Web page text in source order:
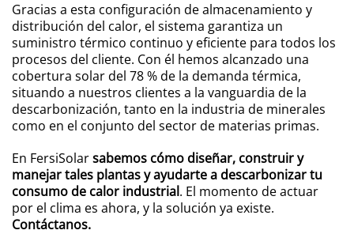
Gracias a esta configuración de almacenamiento y
distribución del calor, el sistema garantiza un
suministro térmico continuo y eficiente para todos los
procesos del cliente. Con él hemos alcanzado una
cobertura solar del 78 % de la demanda térmica,
situando a nuestros clientes a la vanguardia de la
descarbonización, tanto en la industria de minerales
como en el conjunto del sector de materias primas.
En FersiSolarsabemos cómo diseñar, construir y
manejar tales plantas y ayudarte a descarbonizar tu
consumo de calor industrial. El momento de actuar
por el clima es ahora, y la solución ya existe.
Contáctanos.